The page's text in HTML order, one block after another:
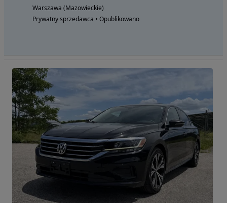
Warszawa (Mazowieckie)
Prywatny sprzedawca • Opublikowano